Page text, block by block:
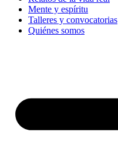
Mente y espíritu
Talleres y convocatorias
Quiénes somos